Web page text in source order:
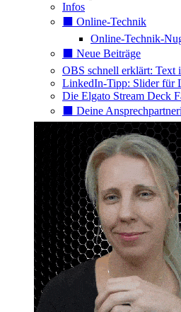
Infos
⬛️ Online-Technik
Online-Technik-
⬛️ Neue Beiträge
OBS schnell erklärt: Text
LinkedIn-Tipp: Slider für
Die Elgato Stream Deck
⬛️ Deine